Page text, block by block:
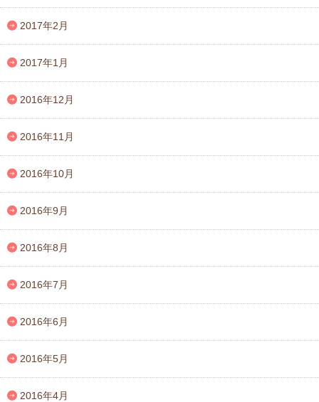
2017年2月
2017年1月
2016年12月
2016年11月
2016年10月
2016年9月
2016年8月
2016年7月
2016年6月
2016年5月
2016年4月